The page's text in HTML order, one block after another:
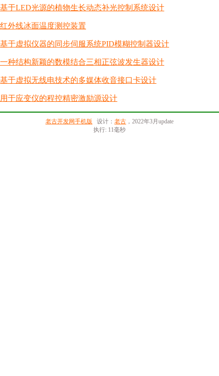
基于LED光源的植物生长动态补光控制系统设计
红外线冰面温度测控装置
基于虚拟仪器的同步伺服系统PID模糊控制器设计
一种结构新颖的数模结合三相正弦波发生器设计
基于虚拟无线电技术的多媒体收音接口卡设计
用于应变仪的程控精密激励源设计
老古开发网手机版 设计： 老古 ，2022年3月update
执行: 11毫秒